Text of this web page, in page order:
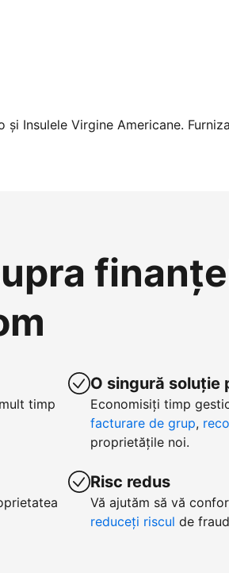
Insulele Virgine Americane.
timp
O singură soluție
Economisiți timp
facturare de grup,
proprietățile noi.
Risc redus
Vă ajutăm să vă
reduceți riscul de